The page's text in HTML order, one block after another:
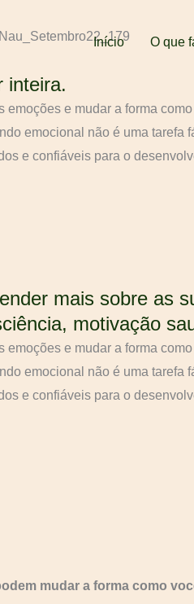
Início O que
inteira.
e mudar a forma
emocional não é uma
e confiáveis para o
mais sobre as
motivação
e mudar a forma
emocional não é uma
e confiáveis para o
mudar a forma como